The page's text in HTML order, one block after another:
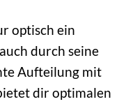
optisch ein
durch seine
Aufteilung mit
dir optimalen